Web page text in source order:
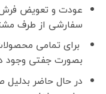
عودت و تعویض
سفارشی از طرف
برای تمامی
بصورت جفتی وجود
در حال حاضر بدلیل